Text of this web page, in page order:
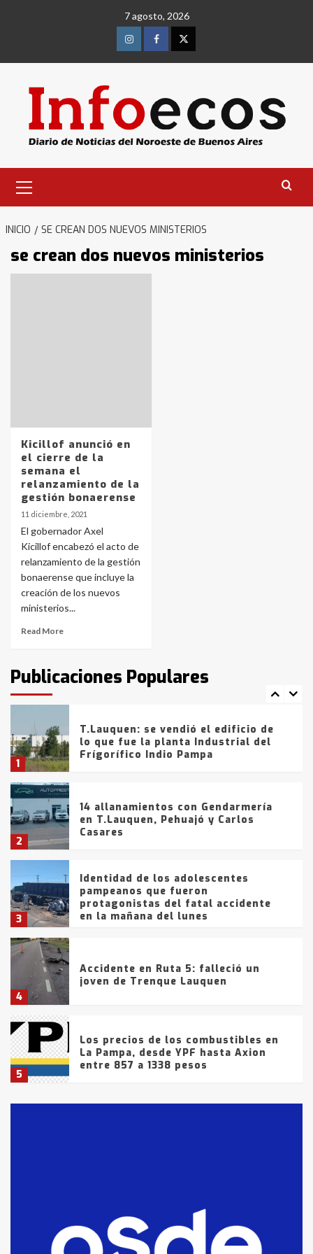
7 agosto, 2026
InstagramFacebookTwitter
primario
INICIO SE CREAN DOS NUEVOS MINISTERIOS
se crean dos nuevos ministerios
Kicillof anunció en
el cierre de la
semana el
relanzamiento de la
gestión bonaerense
11 diciembre, 2021
El gobernador Axel
Kicillof encabezó el acto de
relanzamiento de la gestión
bonaerense que incluye la
creación de los nuevos
ministerios...
Read More
Publicaciones Populares
4
Accidente en Ruta 5: falleció un
joven de Trenque Lauquen
5
Los precios de los combustibles en
La Pampa, desde YPF hasta Axion
entre 857 a 1338 pesos
6
La Bolsa de Cereales de Bahía
Blanca anticipa que Agosto vendrá
con lluvias y heladas, en gran parte
fueron detenidos por
comercialización de drogas en la
tarde del sábado
1
T.Lauquen: se vendió el edificio de
lo que fue la planta Industrial del
Frígorífico Indio Pampa
2
14 allanamientos con Gendarmería
en T.Lauquen, Pehuajó y Carlos
Casares
3
Identidad de los adolescentes
pampeanos que fueron
protagonistas del fatal accidente
en la mañana del lunes
4
Accidente en Ruta 5: falleció un
joven de Trenque Lauquen
5
Los precios de los combustibles en
La Pampa, desde YPF hasta Axion
entre 857 a 1338 pesos
fueron detenidos por
comercialización de drogas en la
tarde del sábado